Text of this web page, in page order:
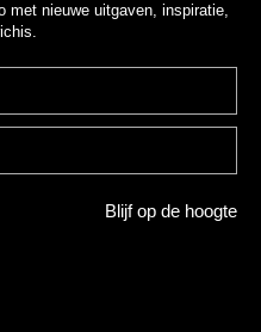
met nieuwe uitgaven, inspiratie,
Blijf op de hoogte